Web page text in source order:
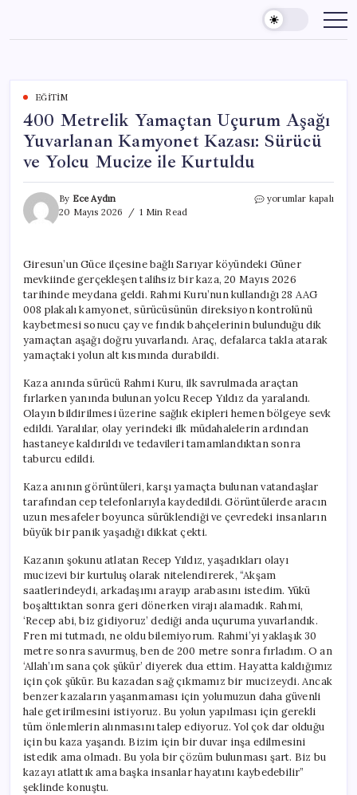
content
EĞITIM
400 Metrelik Yamaçtan Uçurum Aşağı
Yuvarlanan Kamyonet Kazası: Sürücü
ve Yolcu Mucize ile Kurtuldu
By Ece Aydın
20 Mayıs 2026
1 Min Read
400
Yuvarlanan
Kamyonet
Kazası:
Sürücü
Yolcu
Mucize
için
yorumlar kapalı
Giresun’un Güce ilçesine bağlı Sarıyar köyündeki Güner
mevkiinde gerçekleşen talihsiz bir kaza, 20 Mayıs 2026
tarihinde meydana geldi. Rahmi Kuru’nun kullandığı 28 AAG
008 plakalı kamyonet, sürücüsünün direksiyon kontrolünü
kaybetmesi sonucu çay ve fındık bahçelerinin bulunduğu dik
yamaçtan aşağı doğru yuvarlandı. Araç, defalarca takla atarak
yamaçtaki yolun alt kısmında durabildi.
Kaza anında sürücü Rahmi Kuru, ilk savrulmada araçtan
fırlarken yanında bulunan yolcu Recep Yıldız da yaralandı.
Olayın bildirilmesi üzerine sağlık ekipleri hemen bölgeye sevk
edildi. Yaralılar, olay yerindeki ilk müdahalelerin ardından
hastaneye kaldırıldı ve tedavileri tamamlandıktan sonra
taburcu edildi.
Kaza anının görüntüleri, karşı yamaçta bulunan vatandaşlar
tarafından cep telefonlarıyla kaydedildi. Görüntülerde aracın
uzun mesafeler boyunca sürüklendiği ve çevredeki insanların
büyük bir panik yaşadığı dikkat çekti.
Kazanın şokunu atlatan Recep Yıldız, yaşadıkları olayı
mucizevi bir kurtuluş olarak nitelendirerek, “Akşam
saatlerindeydi, arkadaşımı arayıp arabasını istedim. Yükü
boşalttıktan sonra geri dönerken virajı alamadık. Rahmi,
‘Recep abi, biz gidiyoruz’ dediği anda uçuruma yuvarlandık.
Fren mi tutmadı, ne oldu bilemiyorum. Rahmi’yi yaklaşık 30
metre sonra savurmuş, ben de 200 metre sonra fırladım. O an
‘Allah’ım sana çok şükür’ diyerek dua ettim. Hayatta kaldığımız
için çok şükür. Bu kazadan sağ çıkmamız bir mucizeydi. Ancak
benzer kazaların yaşanmaması için yolumuzun daha güvenli
hale getirilmesini istiyoruz. Bu yolun yapılması için gerekli
tüm önlemlerin alınmasını talep ediyoruz. Yol çok dar olduğu
için bu kaza yaşandı. Bizim için bir duvar inşa edilmesini
istedik ama olmadı. Bu yola bir çözüm bulunması şart. Biz bu
kazayı atlattık ama başka insanlar hayatını kaybedebilir”
şeklinde konuştu.